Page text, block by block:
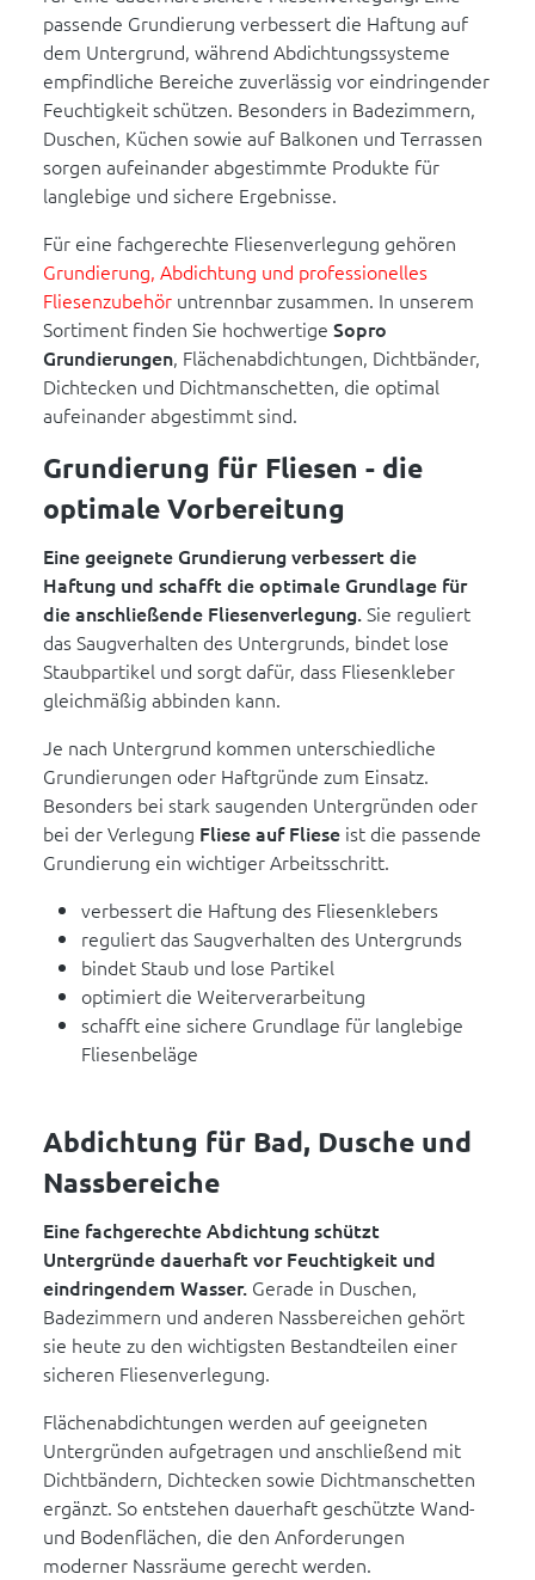
passende Grundierung verbessert die Haftung auf
dem Untergrund, während Abdichtungssysteme
empfindliche Bereiche zuverlässig vor eindringender
Feuchtigkeit schützen. Besonders in Badezimmern,
Duschen, Küchen sowie auf Balkonen und Terrassen
sorgen aufeinander abgestimmte Produkte für
langlebige und sichere Ergebnisse.
Für eine fachgerechte Fliesenverlegung gehören
Grundierung, Abdichtung und professionelles
Fliesenzubehör untrennbar zusammen. In unserem
Sortiment finden Sie hochwertige Sopro
Grundierungen, Flächenabdichtungen, Dichtbänder,
Dichtecken und Dichtmanschetten, die optimal
aufeinander abgestimmt sind.
Grundierung für Fliesen - die
optimale Vorbereitung
Eine geeignete Grundierung verbessert die
Haftung und schafft die optimale Grundlage für
die anschließende Fliesenverlegung.Sie reguliert
das Saugverhalten des Untergrunds, bindet lose
Staubpartikel und sorgt dafür, dass Fliesenkleber
gleichmäßig abbinden kann.
Je nach Untergrund kommen unterschiedliche
Grundierungen oder Haftgründe zum Einsatz.
Besonders bei stark saugenden Untergründen oder
bei der Verlegung Fliese auf Fliese ist die passende
Grundierung ein wichtiger Arbeitsschritt.
verbessert die Haftung des Fliesenklebers
reguliert das Saugverhalten des Untergrunds
bindet Staub und lose Partikel
optimiert die Weiterverarbeitung
schafft eine sichere Grundlage für langlebige
Fliesenbeläge
Abdichtung für Bad, Dusche und
Nassbereiche
Eine fachgerechte Abdichtung schützt
Untergründe dauerhaft vor Feuchtigkeit und
eindringendem Wasser. Gerade in Duschen,
Badezimmern und anderen Nassbereichen gehört
sie heute zu den wichtigsten Bestandteilen einer
sicheren Fliesenverlegung.
Flächenabdichtungen werden auf geeigneten
Untergründen aufgetragen und anschließend mit
Dichtbändern, Dichtecken sowie Dichtmanschetten
ergänzt. So entstehen dauerhaft geschützte Wand-
und Bodenflächen, die den Anforderungen
moderner Nassräume gerecht werden.